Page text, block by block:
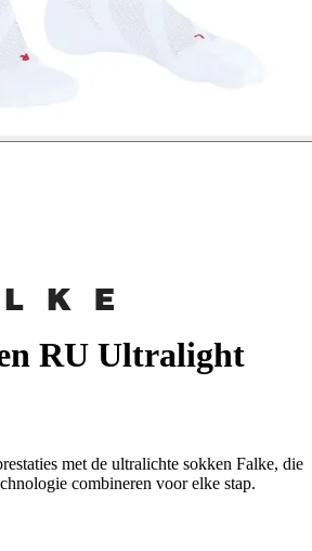
RU Ultralight
met de ultralichte sokken Falke, die
combineren voor elke stap.